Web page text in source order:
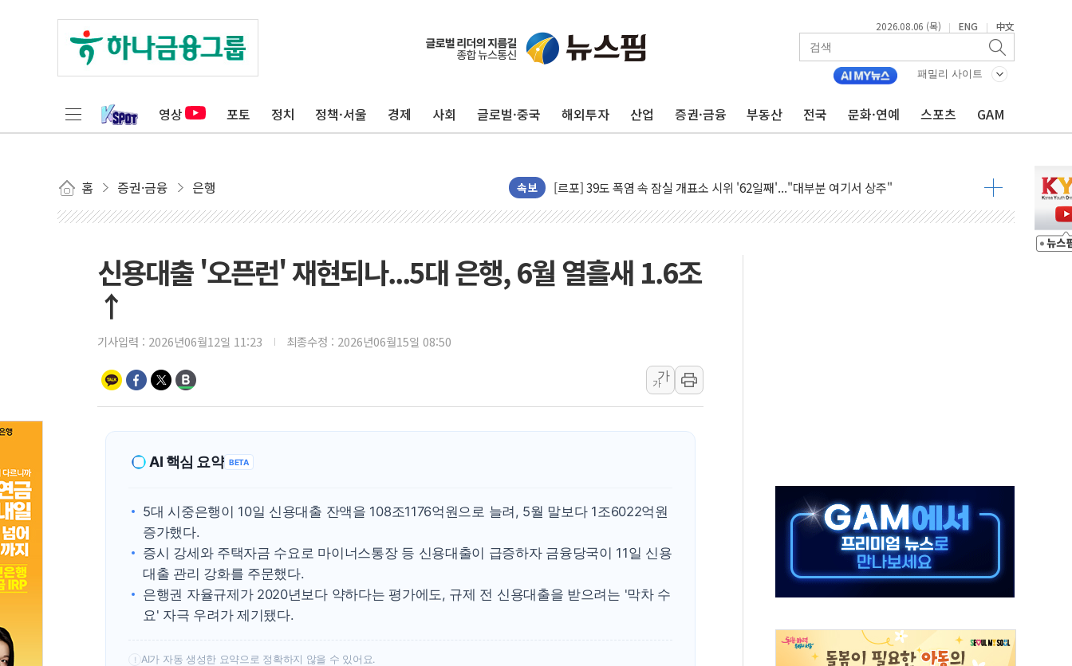
2026.08.06 (목) | ENG | 中文
패밀리 사이트
영상 포토 정치 정책·서울 경제 사회 글로벌·중국 해외투자 산업 증권·금융 부동산 전국 문화·연예 스포츠 GAM
홈 증권·금융 은행 속보
주한미군 "오산기지 누출, 백린 아닌 무해한 표면 부식 물질"
구미 폐염산처리업체서 불 2시간30여분만에 진화...외국인 노동자 숨져
강원도 폭염특보 11일째…온열질환·가축 피해 최소화 '총력 대응'
강원·전라권 폭염중대경보 확대…온열질환자 2665명·사망 23명
빚투·레버리지 줄었지만, 반도체 두 종목에 코스피 '휘청'
[2보] 북한, 원산서 동해상 단거리 탄도미사일 발사
종로·중구 오피스 78%가 준공 10년 이상…리뉴얼이 경쟁력 가른다
우크라, 러 탄도미사일 공격에 속수무책… 패트리엇 미사일 지원, 작년의 3분의 1
"5.18은 북한 지령" 설교한 목사 불구속 송치
[종합] 특검, '양평' 원희룡 2차 조사…'당정대 회의' 한동훈·방기선 수사도 속도
[내일날씨] 절기상 '입추'에 폭염 절정…서울 한낮 39도
개혁신당 "민주, '盧 수사' 악연으로 형사사법 틀 바꿔…국민 불안감 가중"
CJ온스타일, 2분기 영업익 260억원…전년 比 21.2%↑
신용대출 '오픈런' 재현되나...5대 은행, 6월 열흘새 1.6조
↑
기사입력 : 2026년06월12일 11:23 최종수정 : 2026년06월15일 08:50
가
가
AI 핵심 요약 BETA
5대 시중은행이 10일 신용대출 잔액을 108조1176억원으로 늘려, 5월 말보다 1조6022억원
증가했다.
증시 강세와 주택자금 수요로 마이너스통장 등 신용대출이 급증하자 금융당국이 11일 신용
대출 관리 강화를 주문했다.
은행권 자율규제가 2020년보다 약하다는 평가에도, 규제 전 신용대출을 받으려는 '막차 수
요' 자극 우려가 제기됐다.
! AI가 자동 생성한 요약으로 정확하지 않을 수 있어요.